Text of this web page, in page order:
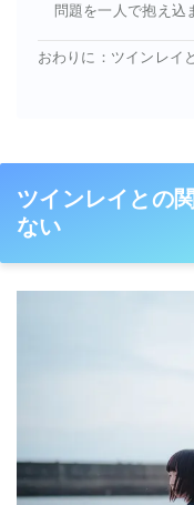
問題を一人で抱え込
おわりに：ツインレイ
ツインレイとの
ない